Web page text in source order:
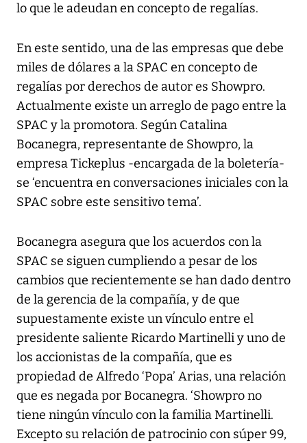
lo que le adeudan en concepto de regalías.
En este sentido, una de las empresas que debe
miles de dólares a la SPAC en concepto de
regalías por derechos de autor es Showpro.
Actualmente existe un arreglo de pago entre la
SPAC y la promotora. Según Catalina
Bocanegra, representante de Showpro, la
empresa Tickeplus -encargada de la boletería-
se ‘encuentra en conversaciones iniciales con la
SPAC sobre este sensitivo tema’.
Bocanegra asegura que los acuerdos con la
SPAC se siguen cumpliendo a pesar de los
cambios que recientemente se han dado dentro
de la gerencia de la compañía, y de que
supuestamente existe un vínculo entre el
presidente saliente Ricardo Martinelli y uno de
los accionistas de la compañía, que es
propiedad de Alfredo ‘Popa’ Arias, una relación
que es negada por Bocanegra. ‘Showpro no
tiene ningún vínculo con la familia Martinelli.
Excepto su relación de patrocinio con súper 99,